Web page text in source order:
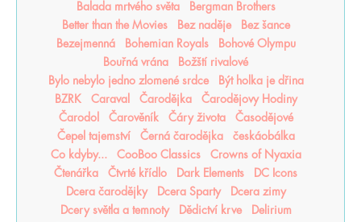
Balada mrtvého světa
Bergman Brothers
Better than the Movies
Bez naděje
Bez šance
Bezejmenná
Bohemian Royals
Bohové Olympu
Bouřná vrána
Božští rivalové
Bylo nebylo jedno zlomené srdce
Být holka je dřina
BZRK
Caraval Čarodějka
Čarodějovy Hodiny
Čarodol
Čarověník Čáry života
Časodějové
Čepel tajemství
Černá čarodějka
českáobálka
Co kdyby...
CooBoo Classics
Crowns of Nyaxia
Čtenářka
Čtvrté křídlo Dark Elements
DC Icons
Dcera čarodějky
Dcera Sparty
Dcera zimy
Dcery světla a temnoty
Dědictví krve
Delirium